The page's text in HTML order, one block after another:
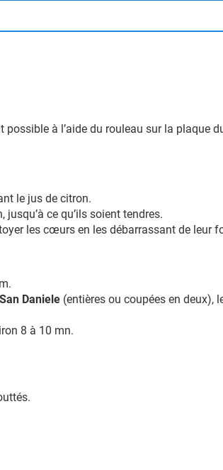
à l’aide du rouleau sur la plaque
le jus de citron.
ce qu’ils soient tendres.
les cœurs en les débarrassant de leur
San Daniele (entières ou coupées en deux),
8 à 10 mn.